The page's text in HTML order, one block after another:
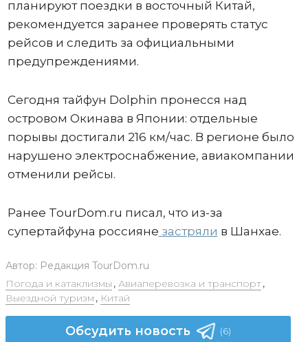
планируют поездки в восточный Китай,
рекомендуется заранее проверять статус
рейсов и следить за официальными
предупреждениями.
Сегодня тайфун Dolphin пронесся над
островом Окинава в Японии: отдельные
порывы достигали 216 км/час. В регионе было
нарушено электроснабжение, авиакомпании
отменили рейсы.
Ранее TourDom.ru писал, что из-за
супертайфуна россияне застряли в Шанхае.
Автор: Редакция TourDom.ru
Погода и катаклизмы , Авиаперевозка и транспорт,
Выездной туризм , Китай
Обсудить новость (6)